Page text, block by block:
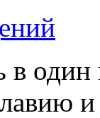
в